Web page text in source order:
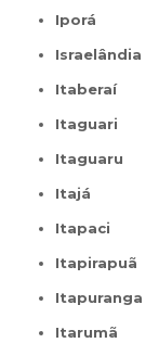
Iporá
Israelândia
Itaberaí
Itaguari
Itaguaru
Itajá
Itapaci
Itapirapuã
Itapuranga
Itarumã